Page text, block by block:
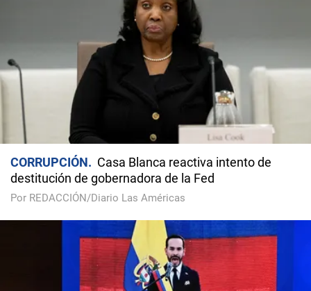
CORRUPCIÓN
Casa Blanca reactiva intento de
destitución de gobernadora de la Fed
Por REDACCIÓN/Diario Las Américas